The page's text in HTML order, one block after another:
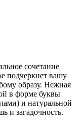
сочетание
подчеркнет вашу
образу. Нежная
в форме буквы
и натуральной
и загадочность.